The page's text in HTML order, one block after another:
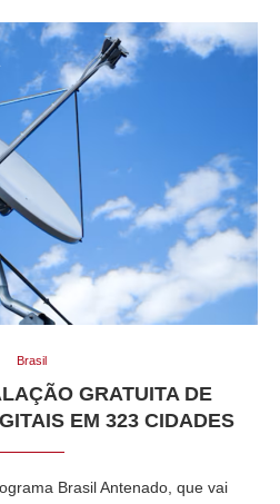
Brasil
GRATUITA DE
EM 323 CIDADES
Brasil Antenado, que vai